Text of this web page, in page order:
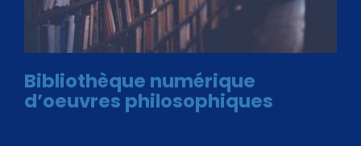
Bibliothèque numérique
d’oeuvres philosophiques